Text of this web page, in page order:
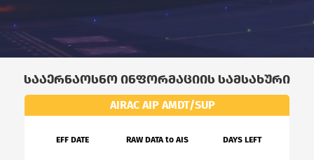
ᲡᲐᲐᲔᲠᲜᲐᲝᲡᲜᲝ ᲘᲜᲤᲝᲠᲛᲐᲪᲘᲘᲡ ᲡᲐᲛᲡᲐᲮᲣᲠᲘ
AIRAC AIP AMDT/SUP
EFF DATE RAW DATA to AIS DAYS LEFT